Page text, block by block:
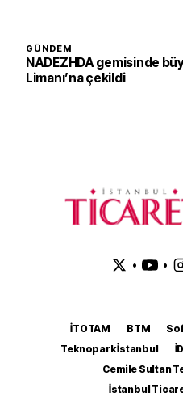
GÜNDEM
NADEZHDA gemisinde
Limanı’na çekildi
• •
İTOTAM BTM
Teknopark İstanbul
Cemile Sultan
İstanbul